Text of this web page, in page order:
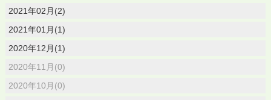
2021年02月(2)
2021年01月(1)
2020年12月(1)
2020年11月(0)
2020年10月(0)